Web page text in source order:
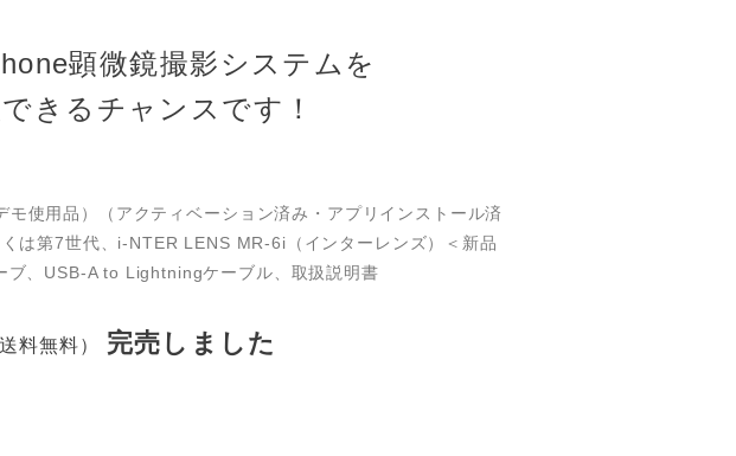
顕微鏡撮影システムを
きるチャンスです！
使用品）（アクティベーション済み・アプリインストール済
は第7世代、i-NTER LENS MR-6i（インターレンズ）＜新品
ブ、USB-A to Lightningケーブル、取扱説明書
料無料） 完売しました